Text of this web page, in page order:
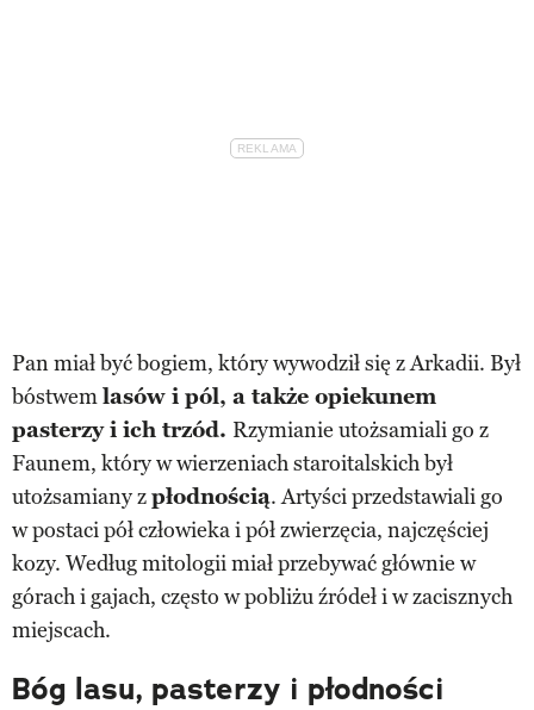
Pan miał być bogiem, który wywodził się z Arkadii. Był
bóstwemlasów i pól, a także opiekunem
pasterzy i ich trzód. Rzymianie utożsamiali go z
Faunem, który w wierzeniach staroitalskich był
utożsamiany zpłodnością. Artyści przedstawiali go
w postaci pół człowieka i pół zwierzęcia, najczęściej
kozy. Według mitologii miał przebywać głównie w
górach i gajach, często w pobliżu źródeł i w zacisznych
miejscach.
Bóg lasu, pasterzy i płodności